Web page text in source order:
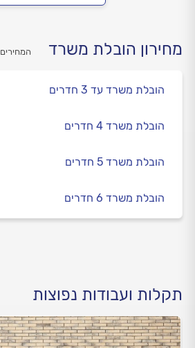
מחירון הובלת משרד
הובלת משרד עד 3 חדרים
הובלת משרד 4 חדרים
הובלת משרד 5 חדרים
הובלת משרד 6 חדרים
תקלות ועבודות נפוצות